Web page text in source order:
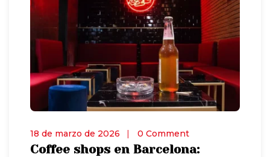
18 de marzo de 2026 0 Comment
Coffee shops en Barcelona: